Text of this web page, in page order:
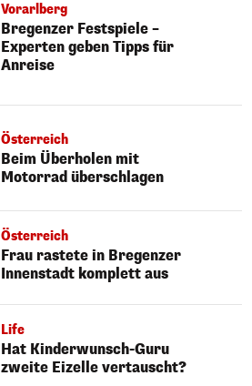
Vorarlberg
Bregenzer Festspiele –
Experten geben Tipps für
Anreise
Österreich
Beim Überholen mit
Motorrad überschlagen
Österreich
Frau rastete in Bregenzer
Innenstadt komplett aus
Life
Hat Kinderwunsch-Guru
zweite Eizelle vertauscht?